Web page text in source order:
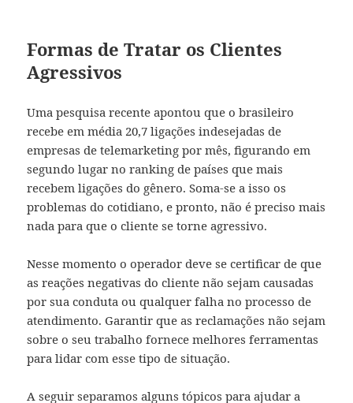
Formas de Tratar os Clientes
Agressivos
Uma pesquisa recente apontou que o brasileiro
recebe em média 20,7 ligações indesejadas de
empresas de telemarketing por mês, figurando em
segundo lugar no ranking de países que mais
recebem ligações do gênero. Soma-se a isso os
problemas do cotidiano, e pronto, não é preciso mais
nada para que o cliente se torne agressivo.
Nesse momento o operador deve se certificar de que
as reações negativas do cliente não sejam causadas
por sua conduta ou qualquer falha no processo de
atendimento. Garantir que as reclamações não sejam
sobre o seu trabalho fornece melhores ferramentas
para lidar com esse tipo de situação.
A seguir separamos alguns tópicos para ajudar a